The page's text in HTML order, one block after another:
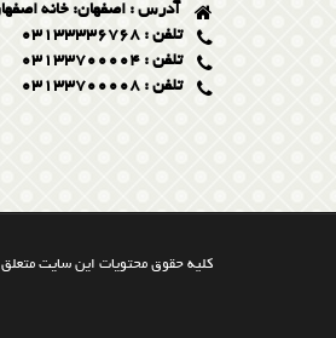
آدرس : اصفهان: خانه
تلفن : 03133336768
تلفن : 03133700004
تلفن : 03133700008
کلیه حقوق محتویات این سایت